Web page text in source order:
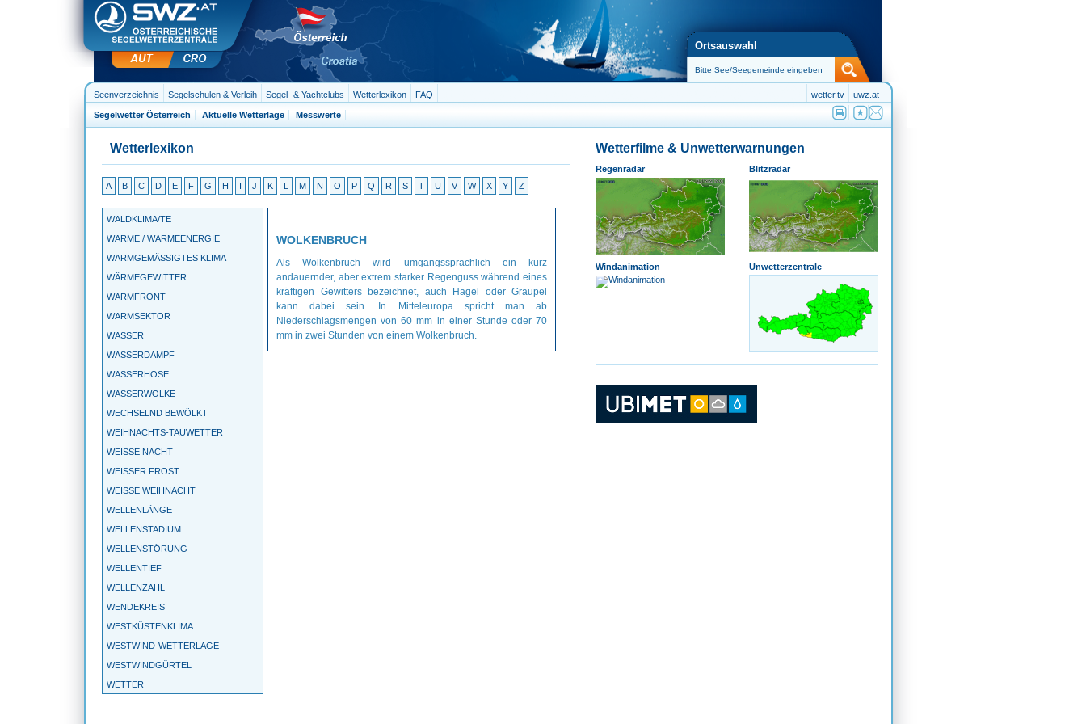
Ortsauswahl
Seenverzeichnis Segelschulen & Verleih Segel- & Yachtclubs Wetterlexikon FAQ uwz.at
wetter.tv
Segelwetter Österreich Aktuelle Wetterlage Messwerte
Wetterlexikon
A B C D E F G H I J K L M N O P Q R S T U V W X Y Z
WALDKLIMA/TE
WÄRME / WÄRMEENERGIE
WARMGEMÄSSIGTES KLIMA
WÄRMEGEWITTER
WARMFRONT
WARMSEKTOR
WASSER
WASSERDAMPF
WASSERHOSE
WASSERWOLKE
WECHSELND BEWÖLKT
WEIHNACHTS-TAUWETTER
WEISSE NACHT
WEISSER FROST
WEISSE WEIHNACHT
WELLENLÄNGE
WELLENSTADIUM
WELLENSTÖRUNG
WELLENTIEF
WELLENZAHL
WENDEKREIS
WESTKÜSTENKLIMA
WESTWIND-WETTERLAGE
WESTWINDGÜRTEL
WETTER
WOLKENBRUCH
Als Wolkenbruch wird umgangssprachlich ein kurz
andauernder, aber extrem starker Regenguss während eines
kräftigen Gewitters bezeichnet, auch Hagel oder Graupel
kann dabei sein. In Mitteleuropa spricht man ab
Niederschlagsmengen von 60 mm in einer Stunde oder 70
mm in zwei Stunden von einem Wolkenbruch.
Wetterfilme & Unwetterwarnungen
Regenradar Blitzradar
Windanimation Unwetterzentrale